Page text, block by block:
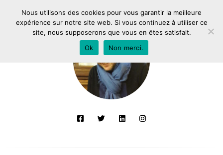
Nous utilisons des cookies pour vous garantir la meilleure
expérience sur notre site web. Si vous continuez à utiliser ce
site, nous supposerons que vous en êtes satisfait.
Ok
Non merci.